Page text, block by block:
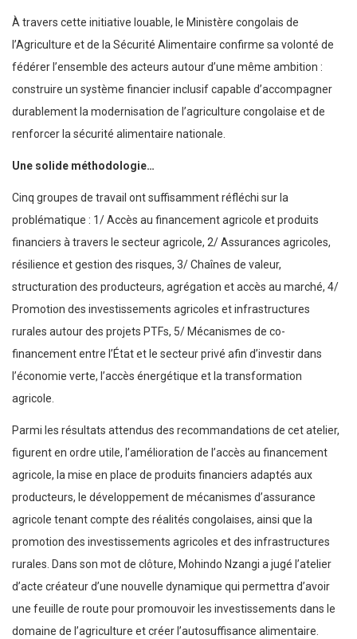
À travers cette initiative louable, le Ministère congolais de
l’Agriculture et de la Sécurité Alimentaire confirme sa volonté de
fédérer l’ensemble des acteurs autour d’une même ambition :
construire un système financier inclusif capable d’accompagner
durablement la modernisation de l’agriculture congolaise et de
renforcer la sécurité alimentaire nationale.
Une solide méthodologie…
Cinq groupes de travail ont suffisamment réfléchi sur la
problématique : 1/ Accès au financement agricole et produits
financiers à travers le secteur agricole, 2/ Assurances agricoles,
résilience et gestion des risques, 3/ Chaînes de valeur,
structuration des producteurs, agrégation et accès au marché, 4/
Promotion des investissements agricoles et infrastructures
rurales autour des projets PTFs, 5/ Mécanismes de co-
financement entre l’État et le secteur privé afin d’investir dans
l’économie verte, l’accès énergétique et la transformation
agricole.
Parmi les résultats attendus des recommandations de cet atelier,
figurent en ordre utile, l’amélioration de l’accès au financement
agricole, la mise en place de produits financiers adaptés aux
producteurs, le développement de mécanismes d’assurance
agricole tenant compte des réalités congolaises, ainsi que la
promotion des investissements agricoles et des infrastructures
rurales. Dans son mot de clôture, Mohindo Nzangi a jugé l’atelier
d’acte créateur d’une nouvelle dynamique qui permettra d’avoir
une feuille de route pour promouvoir les investissements dans le
domaine de l’agriculture et créer l’autosuffisance alimentaire.